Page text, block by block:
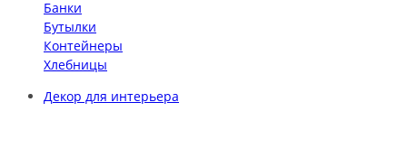
Банки
Бутылки
Контейнеры
Хлебницы
Декор для интерьера